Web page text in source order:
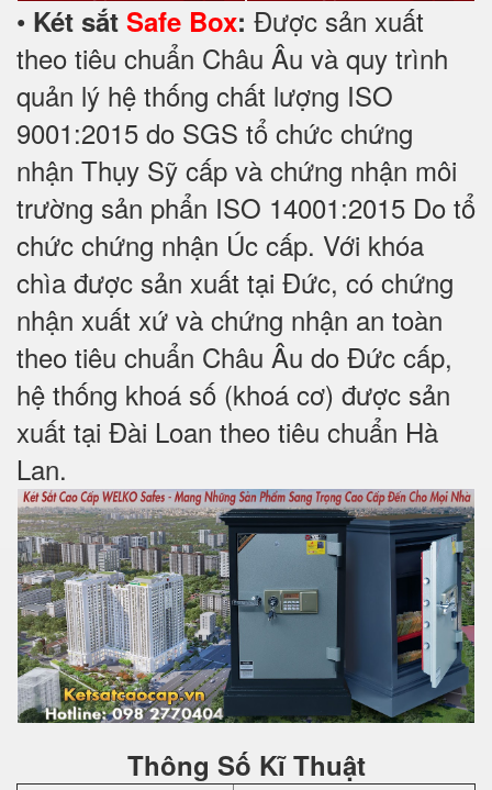
• Két sắt Safe Box: Được sản xuất
theo tiêu chuẩn Châu Âu và quy trình
quản lý hệ thống chất lượng ISO
9001:2015 do SGS tổ chức chứng
nhận Thụy Sỹ cấp và chứng nhận môi
trường sản phẩn ISO 14001:2015 Do tổ
chức chứng nhận Úc cấp. Với khóa
chìa được sản xuất tại Đức, có chứng
nhận xuất xứ và chứng nhận an toàn
theo tiêu chuẩn Châu Âu do Đức cấp,
hệ thống khoá số (khoá cơ) được sản
xuất tại Đài Loan theo tiêu chuẩn Hà
Lan.
Thông Số Kĩ Thuật